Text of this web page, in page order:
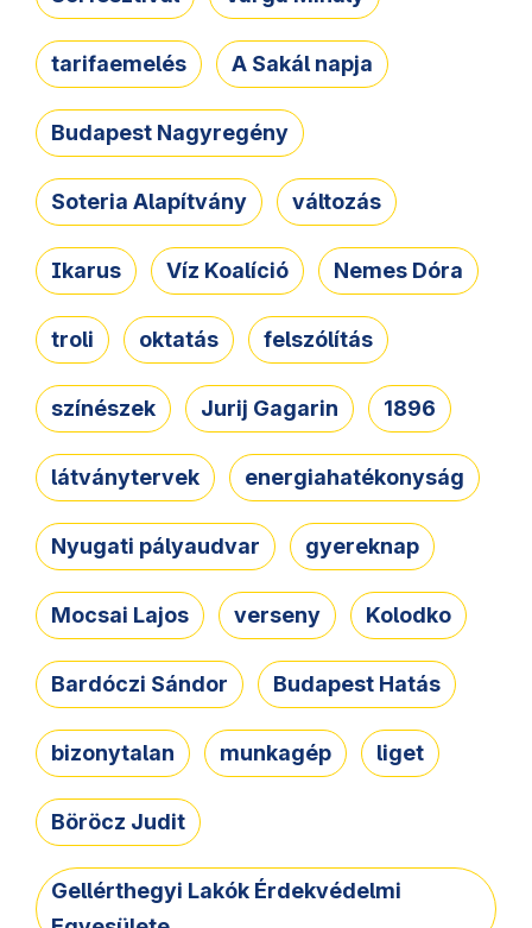
tarifaemelés A Sakál napja
Budapest Nagyregény
Soteria Alapítvány változás
Ikarus Víz Koalíció Nemes Dóra
troli oktatás felszólítás
színészek Jurij Gagarin 1896
látványtervek energiahatékonyság
Nyugati pályaudvar gyereknap
Mocsai Lajos verseny Kolodko
Bardóczi Sándor Budapest Hatás
bizonytalan munkagép liget
Böröcz Judit
Gellérthegyi Lakók Érdekvédelmi